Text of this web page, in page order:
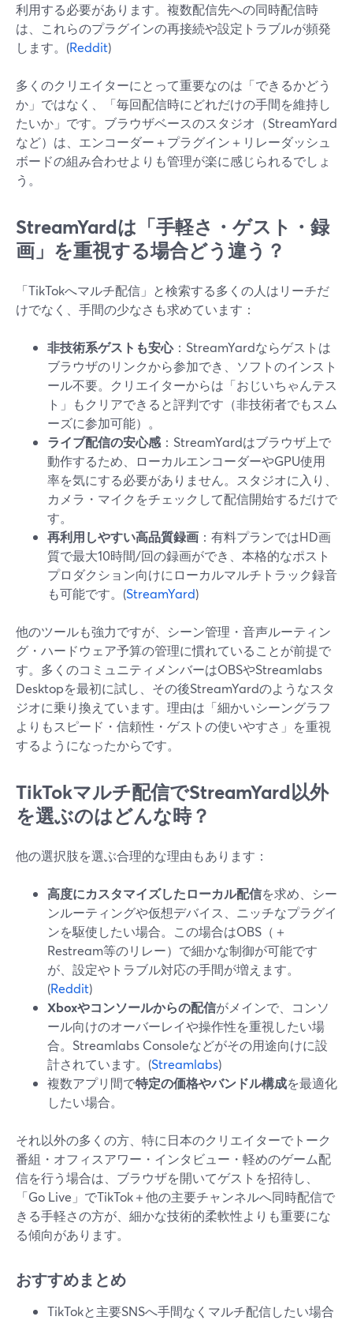
利用する必要があります。複数配信先への同時配信時
は、これらのプラグインの再接続や設定トラブルが頻発
します。(Reddit)
多くのクリエイターにとって重要なのは「できるかどう
か」ではなく、「毎回配信時にどれだけの手間を維持し
たいか」です。ブラウザベースのスタジオ（StreamYard
など）は、エンコーダー＋プラグイン＋リレーダッシュ
ボードの組み合わせよりも管理が楽に感じられるでしょ
う。
StreamYardは「手軽さ・ゲスト・録
画」を重視する場合どう違う？
「TikTokへマルチ配信」と検索する多くの人はリーチだ
けでなく、手間の少なさも求めています：
非技術系ゲストも安心：StreamYardならゲストは
ブラウザのリンクから参加でき、ソフトのインスト
ール不要。クリエイターからは「おじいちゃんテス
ト」もクリアできると評判です（非技術者でもスム
ーズに参加可能）。
ライブ配信の安心感 ：StreamYardはブラウザ上で
動作するため、ローカルエンコーダーやGPU使用
率を気にする必要がありません。スタジオに入り、
カメラ・マイクをチェックして配信開始するだけで
す。
再利用しやすい高品質録画 ：有料プランではHD画
質で最大10時間/回の録画ができ、本格的なポスト
プロダクション向けにローカルマルチトラック録音
も可能です。(StreamYard)
他のツールも強力ですが、シーン管理・音声ルーティン
グ・ハードウェア予算の管理に慣れていることが前提で
す。多くのコミュニティメンバーはOBSやStreamlabs
Desktopを最初に試し、その後StreamYardのようなスタ
ジオに乗り換えています。理由は「細かいシーングラフ
よりもスピード・信頼性・ゲストの使いやすさ」を重視
するようになったからです。
TikTokマルチ配信でStreamYard以外
を選ぶのはどんな時？
他の選択肢を選ぶ合理的な理由もあります：
高度にカスタマイズしたローカル配信を求め、シー
ンルーティングや仮想デバイス、ニッチなプラグイ
ンを駆使したい場合。この場合はOBS（＋
Restream等のリレー）で細かな制御が可能です
が、設定やトラブル対応の手間が増えます。
(Reddit)
Xboxやコンソールからの配信がメインで、コンソ
ール向けのオーバーレイや操作性を重視したい場
合。Streamlabs Consoleなどがその用途向けに設
計されています。(Streamlabs)
複数アプリ間で特定の価格やバンドル構成を最適化
したい場合。
それ以外の多くの方、特に日本のクリエイターでトーク
番組・オフィスアワー・インタビュー・軽めのゲーム配
信を行う場合は、ブラウザを開いてゲストを招待し、
「Go Live」でTikTok＋他の主要チャンネルへ同時配信で
きる手軽さの方が、細かな技術的柔軟性よりも重要にな
る傾向があります。
おすすめまとめ
TikTokと主要SNSへ手間なくマルチ配信したい場合